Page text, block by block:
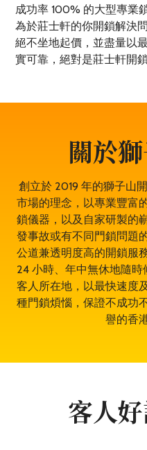
成功率 100% 的大型專業
為於莊士軒的你開鎖解決
絕不坐地起價，並盡量以
實可靠，絕對是莊士軒開
關於
創立於 2019 年的獅子山
市場的理念，以專業豐富
鎖儀器，以及自家研製的
發事故或有不同門鎖問題
公道兼透明度高的開鎖服
24 小時、年中無休地隨
客人所在地，以最快速度
種門鎖煩惱，保證不成功
譽的香
客人好